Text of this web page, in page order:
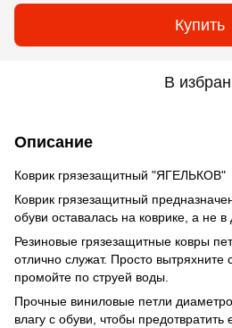
Купить
В
Описание
Коврик грязезащитный "ЯГЕЛЬКОВ"
Коврик грязезащитный
обуви оставалась на коврике, а не в
Резиновые грязезащитные ковры
отлично служат. Просто вытряхните
промойте по струей воды.
Прочные виниловые петли
влагу с обуви, чтобы